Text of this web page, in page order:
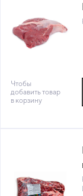
Чтобы
добавить товар
в корзину